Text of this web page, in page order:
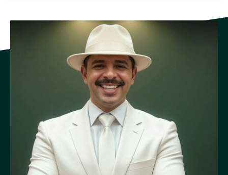
e) la remuneración, el método de cálculo de la misma y la
periodicidad de los pagos;
f) las horas normales de trabajo;
g) las vacaciones anuales pagadas y los períodos de
descanso diarios y semanales;
h) el suministro de alimentos y alojamiento, cuando proceda;
i) el período de prueba, cuando proceda;
j) las condiciones de repatriación, cuando proceda; y
k) las condiciones relativas a la terminación de la relación de
trabajo, inclusive todo plazo de preaviso que han de